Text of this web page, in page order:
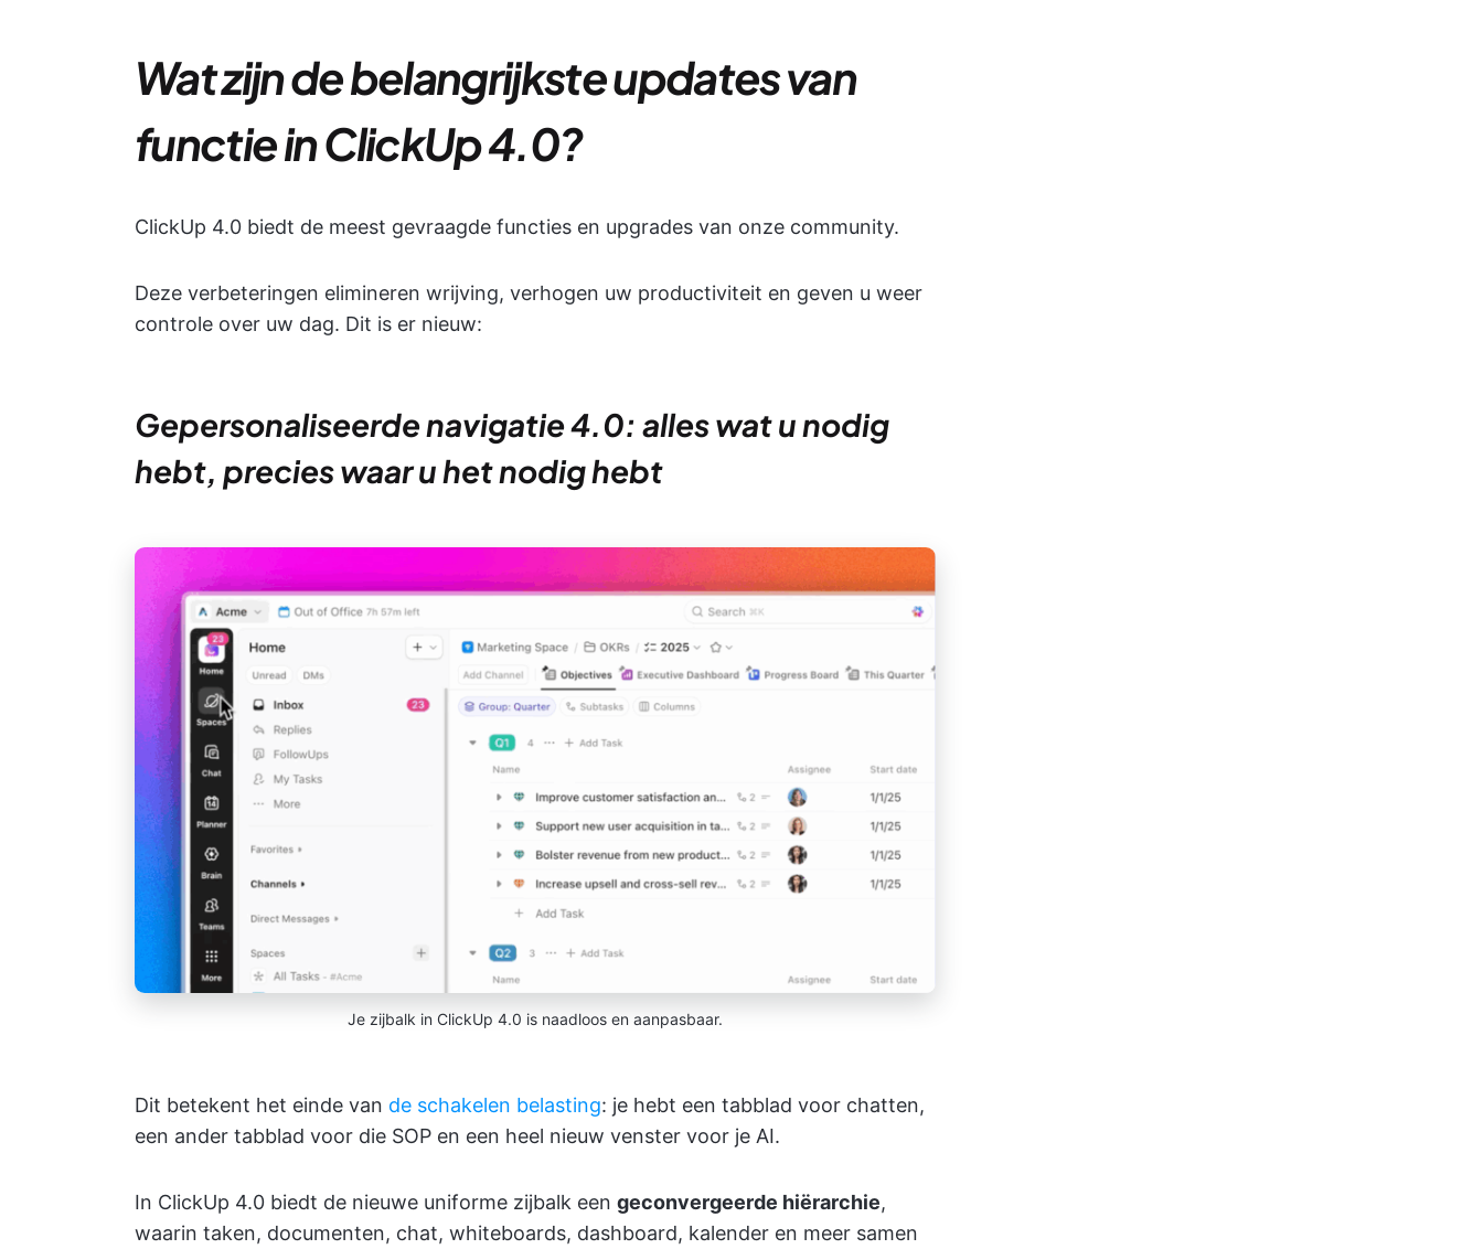
Wat zijn de belangrijkste updates van
functie in ClickUp 4.0?
ClickUp 4.0 biedt de meest gevraagde functies en upgrades van onze community.
Deze verbeteringen elimineren wrijving, verhogen uw productiviteit en geven u weer
controle over uw dag. Dit is er nieuw:
Gepersonaliseerde navigatie 4.0: alles wat u nodig
hebt, precies waar u het nodig hebt
Je zijbalk in ClickUp 4.0 is naadloos en aanpasbaar.
Dit betekent het einde van de schakelen belasting: je hebt een tabblad voor chatten,
een ander tabblad voor die SOP en een heel nieuw venster voor je AI.
In ClickUp 4.0 biedt de nieuwe uniforme zijbalk een geconvergeerde hiërarchie,
waarin taken, documenten, chat, whiteboards, dashboard, kalender en meer samen